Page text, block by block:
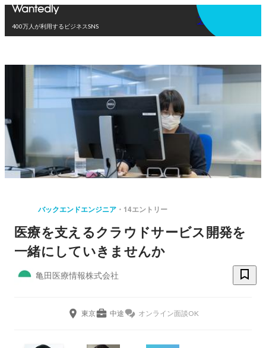
400万人が利用するビジネスSNS
アプリを使う
バックエンドエンジニア 14エントリー
医療を支えるクラウドサービス開発を
一緒にしていきませんか
亀田医療情報株式会社
東京 中途 オンライン面談OK